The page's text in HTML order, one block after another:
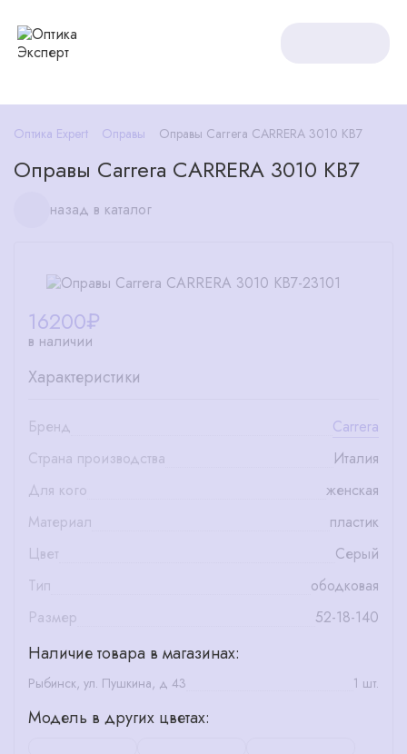
Оптика Expert Оправы Оправы Carrera CARRERA 3010 KB7
Оправы Carrera CARRERA 3010 KB7
назад в каталог
16200₽
в наличии
Характеристики
Бренд
Carrera
Страна производства
Италия
Для кого
женская
Материал
пластик
Цвет
Серый
Тип
ободковая
Размер
52-18-140
Наличие товара в магазинах:
Рыбинск, ул. Пушкина, д 43 1 шт.
Модель в других цветах: